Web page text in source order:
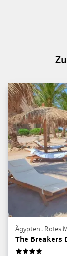
Ägypten . Rotes
The Breakers